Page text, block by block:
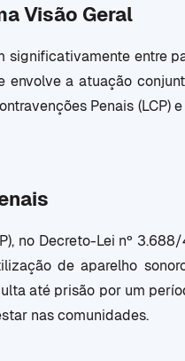
Visão Geral
entre
a atuação
Penais
no Decreto-Lei nº
de aparelho
até prisão por um
nas comunidades.